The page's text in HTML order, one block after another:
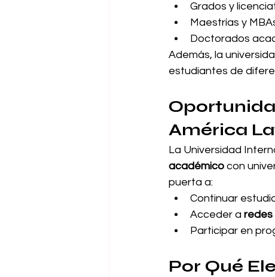
Grados y
Maestrías y
Doctorados
Además, la
estudiantes de
América
La Universidad
académico con
puerta a:
Continuar
Acceder a redes
Participar en
Por Qué